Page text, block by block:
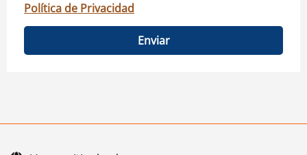
Política de Privacidad
Enviar